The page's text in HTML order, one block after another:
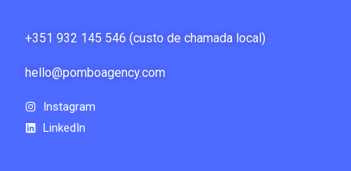
+351 932 145 546 (custo de chamada local)
hello@pomboagency.com
Instagram
LinkedIn